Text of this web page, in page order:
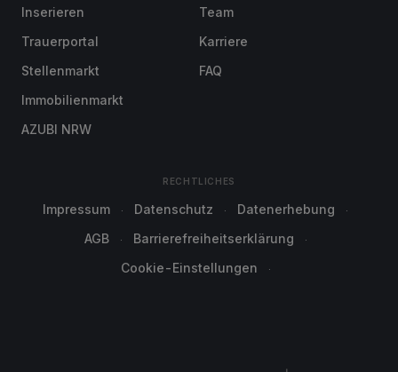
Inserieren
Trauerportal
Stellenmarkt
Immobilienmarkt
AZUBI NRW
Team
Karriere
FAQ
RECHTLICHES
Impressum Datenschutz
Datenerhebung
AGB
Barrierefreiheitserklärung
Cookie-Einstellungen